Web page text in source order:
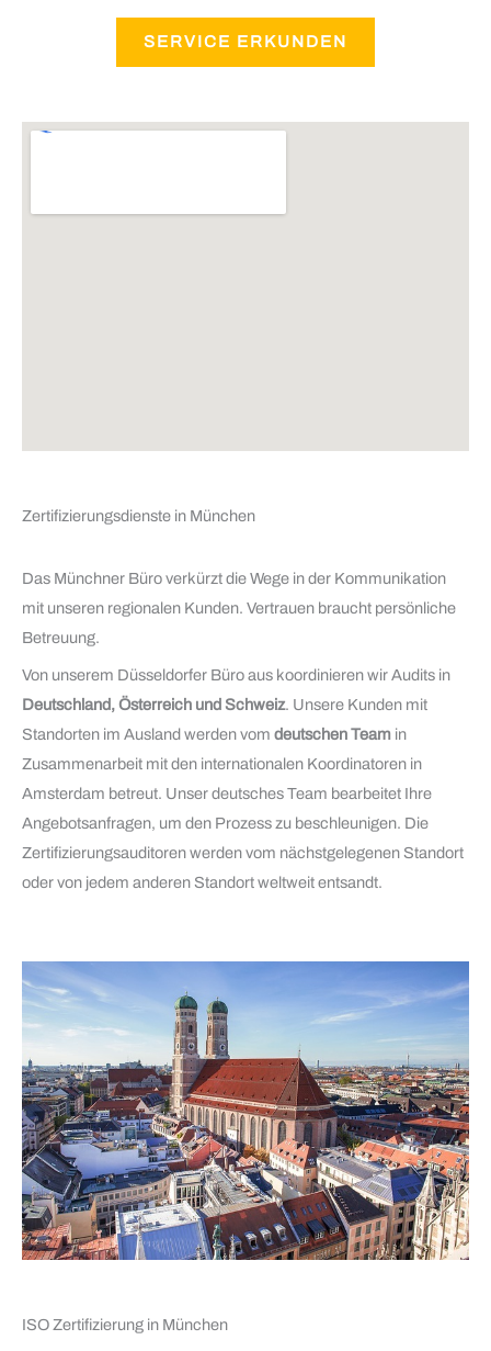
SERVICE ERKUNDEN
Zertifizierungsdienste in München
Das Münchner Büro verkürzt die Wege in der Kommunikation
mit unseren regionalen Kunden. Vertrauen braucht persönliche
Betreuung.
Von unserem Düsseldorfer Büro aus koordinieren wir Audits in
Deutschland, Österreich und Schweiz. Unsere Kunden mit
Standorten im Ausland werden vom deutschen Team in
Zusammenarbeit mit den internationalen Koordinatoren in
Amsterdam betreut. Unser deutsches Team bearbeitet Ihre
Angebotsanfragen, um den Prozess zu beschleunigen. Die
Zertifizierungsauditoren werden vom nächstgelegenen Standort
oder von jedem anderen Standort weltweit entsandt.
ISO Zertifizierung in München